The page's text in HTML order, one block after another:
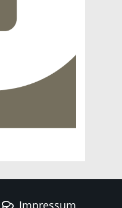
Impressum